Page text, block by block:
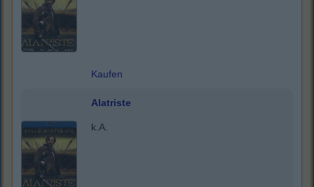
Kaufen
Alatriste
k.A.